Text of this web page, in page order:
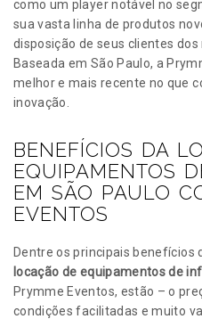
como um player notável no
sua vasta linha de produtos
disposição de seus clientes
Baseada em São Paulo, a
melhor e mais recente no que
inovação.
BENEFÍCIOS DA
EQUIPAMENTOS
EM SÃO PAULO
EVENTOS
Dentre os principais benefícios
locação de equipamentos de
Prymme Eventos, estão – o
condições facilitadas e muito